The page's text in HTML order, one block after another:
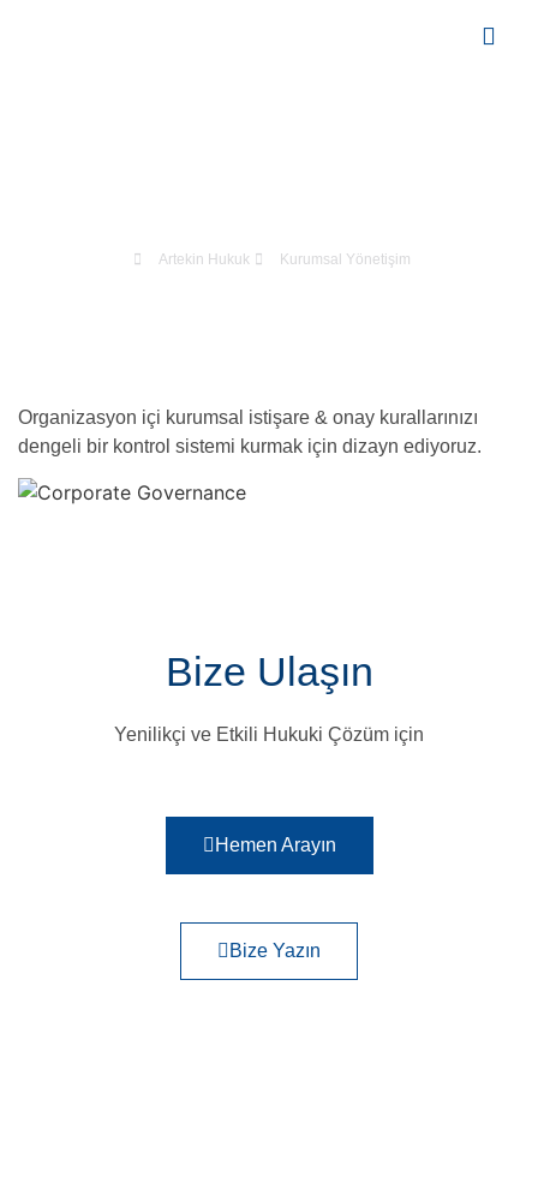
Artekin Hukuk Kurumsal Yönetişim
Organizasyon içi kurumsal istişare & onay kurallarınızı
dengeli bir kontrol sistemi kurmak için dizayn ediyoruz.
Bize Ulaşın
Yenilikçi ve Etkili Hukuki Çözüm için
Hemen Arayın
Bize Yazın